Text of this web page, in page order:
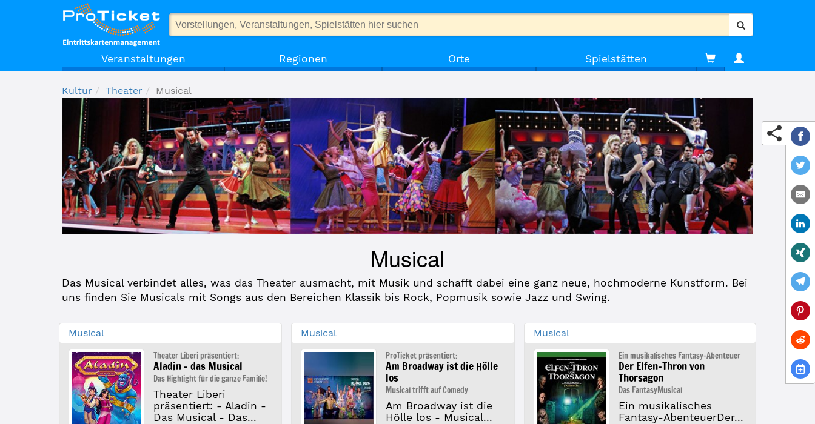
Veranstaltungen Regionen Orte Spielstätten
Kultur Theater Musical
Musical
Das Musical verbindet alles, was das Theater ausmacht, mit Musik und schafft dabei eine ganz neue, hochmoderne Kunstform. Bei
uns finden Sie Musicals mit Songs aus den Bereichen Klassik bis Rock, Popmusik sowie Jazz und Swing.
Musical
Theater Liberi präsentiert:
Aladin - das Musical
Das Highlight für die ganze Familie!
Theater Liberi
präsentiert: - Aladin -
Das Musical - Das...
Musical
ProTicket präsentiert:
Am Broadway ist die Hölle
los
Musical trifft auf Comedy
Am Broadway ist die
Hölle los - Musical...
Musical
Ein musikalisches Fantasy-Abenteuer
Der Elfen-Thron von
Thorsagon
Das FantasyMusical
Ein musikalisches
Fantasy-AbenteuerDer...